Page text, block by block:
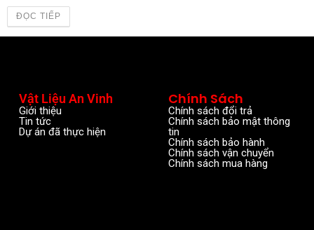
ĐỌC TIẾP
Vật Liệu An Vinh
Giới thiệu
Tin tức
Dự án đã thực hiện
Chính Sách
Chính sách đổi trả
Chính sách bảo mật thông
tin
Chính sách bảo hành
Chính sách vận chuyển
Chính sách mua hàng